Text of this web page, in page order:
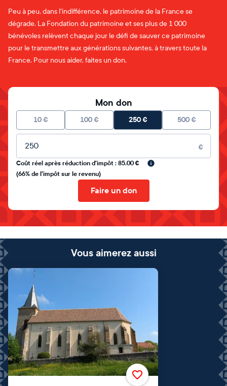
Peu à peu, dans l'indifférence, le patrimoine de la France se
dégrade. La Fondation du patrimoine et ses plus de 1 000
bénévoles relèvent chaque jour le défi de sauver ce patrimoine
pour le transmettre aux générations suivantes, à travers toute la
France. Pour nous aider, faites un don.
Mon don
10 € 100 € 250€ 500 €
Montant libre
€
Coût réel après réduction d'impôt : 85.00 €
(66% de l'impôt sur le revenu)
Faire un don
Vous aimerez aussi